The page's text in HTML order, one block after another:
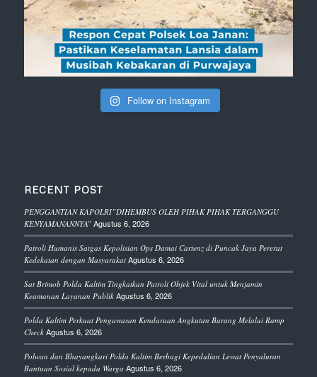
Follow on Instagram
RECENT POST
PENGGANTIAN KAPOLRI”DIHEMBUS OLEH PIHAK PIHAK TERGANGGU
KENYAMANANNYA” Agustus 6, 2026
Patroli Humanis Satgas Kepolisian Ops Damai Cartenz di Puncak Jaya Pererat
Kedekatan dengan Masyarakat Agustus 6, 2026
Sat Brimob Polda Kaltim Tingkatkan Patroli Objek Vital untuk Menjamin
Keamanan Layanan Publik Agustus 6, 2026
Polda Kaltim Perkuat Pengawasan Kendaraan Angkutan Barang Melalui Ramp
Check Agustus 6, 2026
Polwan dan Bhayangkari Polda Kaltim Berbagi Kepedulian Lewat Penyaluran
Bantuan Sosial kepada Warga Agustus 6, 2026